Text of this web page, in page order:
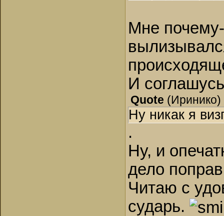
Мне
И
Quote (Иринико)
Ну никак я
.
Ну, и
дело
Читаю с
сударь.